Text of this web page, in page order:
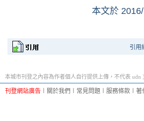
本文於
引用
本城市刊登之內容為作者個人自行提供上傳，不代表 udn
刊登網站廣告 關於我們 常見問題 服務條款 著